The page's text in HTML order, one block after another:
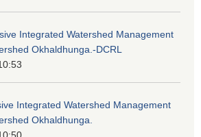
Integrated Watershed Management
Okhaldhunga.-DCRL
Integrated Watershed Management
Okhaldhunga.